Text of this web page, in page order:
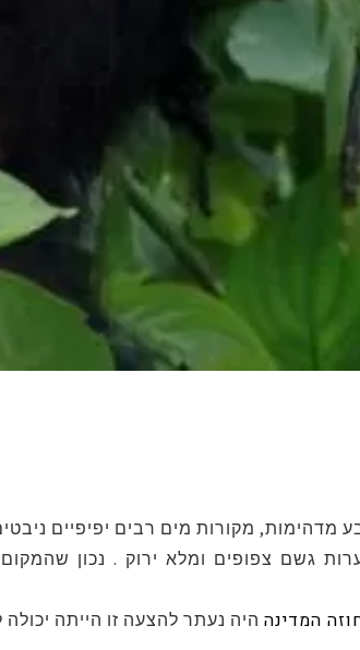
מדהימות, מקורות מים רבים יפיפיים
גשם צפופים ומלא ירוק . נכון
המדינה היה נעתר להצעה זו הייתה יכולה